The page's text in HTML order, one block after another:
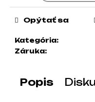
Kategória:
Záruka:
Opýtať sa
Popis
a
m